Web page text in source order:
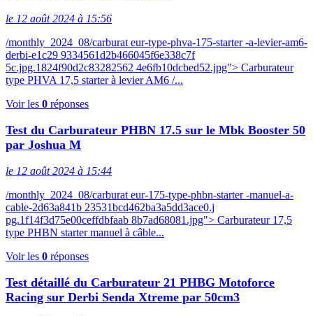
le 12 août 2024 à 15:56
/monthly_2024_08/carburat eur-type-phva-175-starter -a-levier-am6-
derbi-e1c29 9334561d2b466045f6e338c7f
5c.jpg.1824f90d2c83282562 4e6fb10dcbed52.jpg"> Carburateur
type PHVA 17,5 starter à levier AM6 /...
Voir les 0 réponses
Test du Carburateur PHBN 17.5 sur le Mbk Booster 50
par Joshua M
le 12 août 2024 à 15:44
/monthly_2024_08/carburat eur-175-type-phbn-starter -manuel-a-
cable-2d63a841b 23531bcd462ba3a5dd3ace0.j
pg.1f14f3d75e00ceffdbfaab 8b7ad68081.jpg"> Carburateur 17,5
type PHBN starter manuel à câble...
Voir les 0 réponses
Test détaillé du Carburateur 21 PHBG Motoforce
Racing sur Derbi Senda Xtreme par 50cm3